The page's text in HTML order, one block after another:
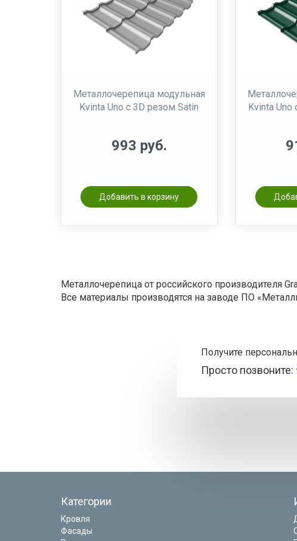
Металлочерепица модульная
Kvinta Uno c 3D резом Satin
993 руб.
Добавить в корзину
Kvinta
Металлочерепица от российского производителя
Все материалы производятся на заводе ПО
Получите
Просто позвоните:
Категории
Кровля
Фасады